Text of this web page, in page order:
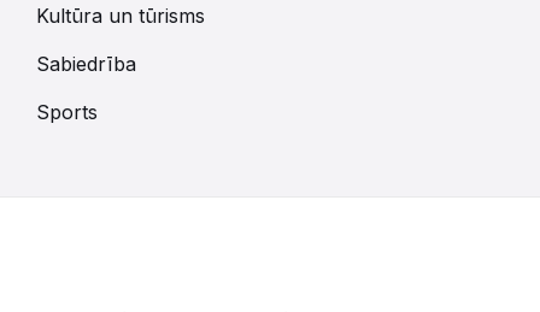
Kultūra un tūrisms
Sabiedrība
Sports